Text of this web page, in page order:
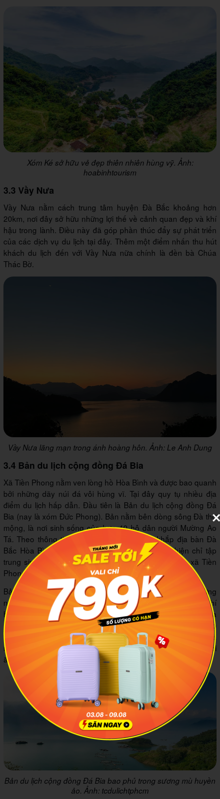
Xóm Ké sở hữu vẻ đẹp thiên nhiên hùng vỹ. Ảnh:
hoabinhtourism
3.3 Vầy Nưa
Vầy Nưa nằm cách trung tâm huyện Đà Bắc khoảng hơn
20km, nơi đây sở hữu những lợi thế về cảnh quan đẹp và khí
hậu trong lành. Điều này đã góp phần thúc đẩy sự phát triển
của các dịch vụ du lịch tại đây. Thêm một điểm nhấn thu hút
khách du lịch đến với Vầy Nưa nữa chính là đền bà Chúa
Thác Bờ.
Vầy Nưa lãng mạn trong ánh hoàng hôn. Ảnh: Le Anh Dung
3.4 Bản du lịch cộng đồng Đá Bia
Xã Tiền Phong nằm ven lòng hồ Hòa Bình và được bao quanh
bởi những dãy núi đá vôi hùng vĩ. Tại đây quy tụ nhiều địa
điểm du lịch hấp dẫn. Đầu tiên là Bản du lịch cộng đồng Đá
Bia (nay là xóm Đức Phong). Bản nằm bên dòng sông Đà thơ
mộng, là nơi sinh sống của hơn 40 hộ dân người Mường Ao
Tá. Theo thông tin MIA.vn tìm hiểu thì trên khắp địa bàn Đà
Bắc Hòa Bình, cộng đồng người Mường Ao Tá hiện chỉ tập
trung sinh sống ở hai xóm Đức Phong và Mực thuộc xã Tiền
Phong.
Bản Đá Bia không chỉ hấp dẫn du khách bởi cảnh quan rừng
núi hùng vĩ, sông nước thơ mộng, môi trường trong lành, khí
hậu mát mẻ mà còn nhờ những nét văn hoá độc đáo của
người Mường Ao Tá. Người dân nơi đây vẫn gìn giữ những nếp
nhà sàn truyền thống, mang đậm chất cổ kính. Cùng với đó là
những phong tục tập quán đẹp được các thế hệ lưu giữ qua lời
ăn tiếng nói, đời sống sinh hoạt hàng ngày.
Bản du lịch cộng đồng Đá Bia bao phủ trong sương mù huyền
ảo. Ảnh: tcdulichtphcm